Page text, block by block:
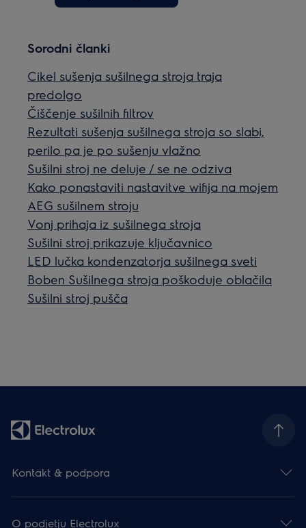
Sorodni članki
Cikel sušenja sušilnega stroja traja
predolgo
Čiščenje sušilnih filtrov
Rezultati sušenja sušilnega stroja so slabi,
perilo pa je po sušenju vlažno
Sušilni stroj ne deluje / se ne odziva
Kako ponastaviti nastavitve wifija na mojem
AEG sušilnem stroju
Vonj prihaja iz sušilnega stroja
Sušilni stroj prikazuje ključavnico
LED lučka kondenzatorja sušilnega sveti
Boben Sušilnega stroja poškoduje oblačila
Sušilni stroj pušča
Kontakt & podpora
O podjetju Electrolux